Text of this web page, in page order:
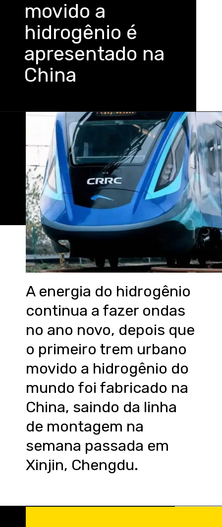
movido a
hidrogênio é
apresentado na
China
A energia do hidrogênio
continua a fazer ondas
no ano novo, depois que
o primeiro trem urbano
movido a hidrogênio do
mundo foi fabricado na
China, saindo da linha
de montagem na
semana passada em
Xinjin, Chengdu.